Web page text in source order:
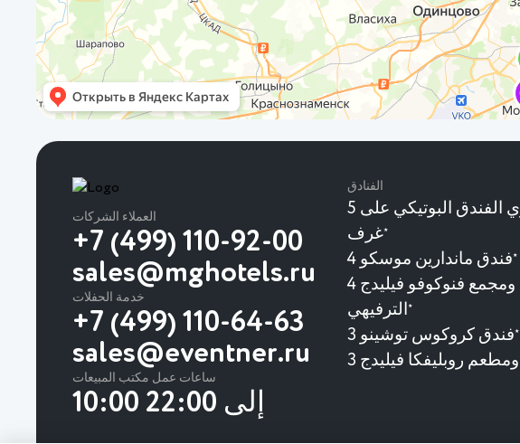
العملاء الشركات
+7 (499) 110-92-00
sales@mghotels.ru
خدمة الحفلات
+7 (499) 110-64-63
sales@eventner.ru
ساعات عمل مكتب المبيعات
10:00 إلى 22:00
الفنادق
يحتوي الفندق البوتيكي على 5
غرف★
فندق ماندارين موسكو 4★
منتجع ومجمع فنوكوفو فيليدج 4
الترفيهي
★
فندق كروكوس توشينو 3★